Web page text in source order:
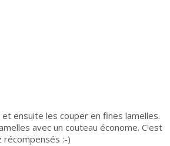
ensuite les couper en fines lamelles.
avec un couteau économe. C'est
récompensés :-)